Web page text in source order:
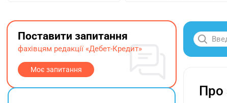
Про
Поставити запитання
фахівцям редакції «Дебет-Кредит»
Моє запитання